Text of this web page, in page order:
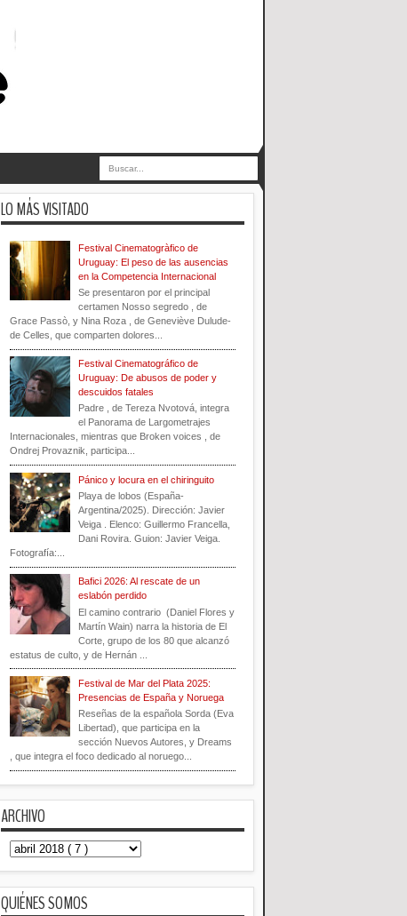
LO MÁS VISITADO
Festival Cinematogràfico de
Uruguay: El peso de las ausencias
en la Competencia Internacional
Se presentaron por el principal
certamen Nosso segredo , de
Grace Passò, y Nina Roza , de Geneviève Dulude-
de Celles, que comparten dolores...
Festival Cinematográfico de
Uruguay: De abusos de poder y
descuidos fatales
Padre , de Tereza Nvotová, integra
el Panorama de Largometrajes
Internacionales, mientras que Broken voices , de
Ondrej Provaznik, participa...
Pánico y locura en el chiringuito
Playa de lobos (España-
Argentina/2025). Dirección: Javier
Veiga . Elenco: Guillermo Francella,
Dani Rovira. Guion: Javier Veiga.
Fotografía:...
Bafici 2026: Al rescate de un
eslabón perdido
El camino contrario (Daniel Flores y
Martín Wain) narra la historia de El
Corte, grupo de los 80 que alcanzó
estatus de culto, y de Hernán ...
Festival de Mar del Plata 2025:
Presencias de España y Noruega
Reseñas de la española Sorda (Eva
Libertad), que participa en la
sección Nuevos Autores, y Dreams
, que integra el foco dedicado al noruego...
ARCHIVO
QUIÉNES SOMOS